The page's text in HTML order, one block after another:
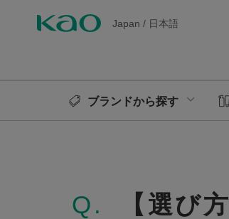
Japan / 日本語
ブランドから探す
Q.
【選び